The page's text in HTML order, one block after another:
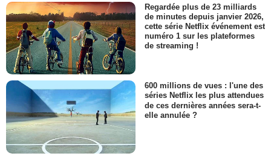
Regardée plus de 23 milliards
de minutes depuis janvier 2026,
cette série Netflix événement est
numéro 1 sur les plateformes
de streaming !
600 millions de vues : l'une des
séries Netflix les plus attendues
de ces dernières années sera-t-
elle annulée ?